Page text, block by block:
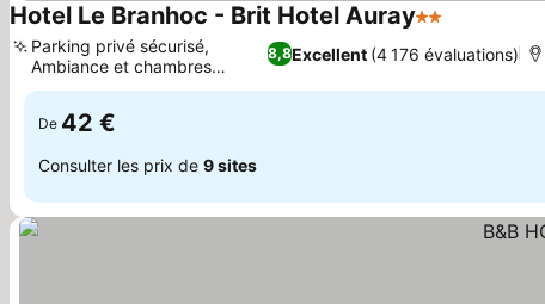
Hotel Le Branhoc - Brit Hotel Auray2 Étoiles
8,8Excellent (4 176 évaluations)
Parking privé sécurisé,
Ambiance et chambres
familiales
De 42 €
Consulter les prix de 9 sites